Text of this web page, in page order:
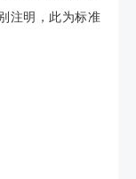
注明，此为标准